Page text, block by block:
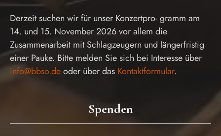
Derzeit suchen wir für unser Konzertpro- gramm am
14. und 15. November 2026 vor allem die
Zusammenarbeit mit Schlagzeugern und längerfristig
einer Pauke. Bitte melden Sie sich bei Interesse über
info@bbso.deoder über das Kontaktformular.
Spenden